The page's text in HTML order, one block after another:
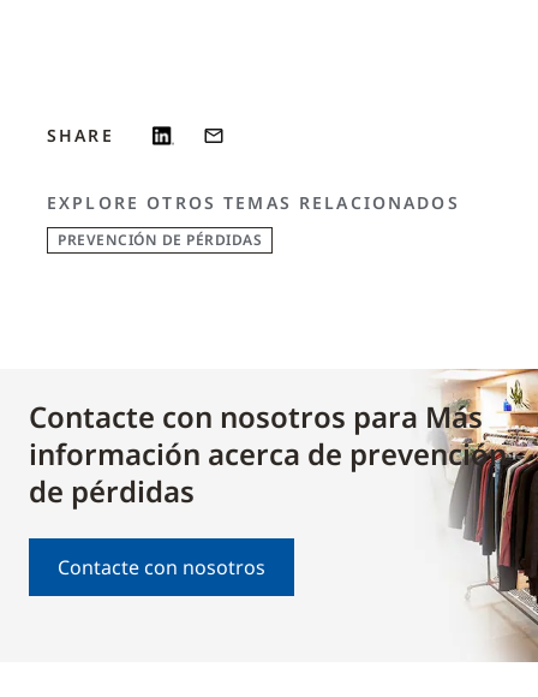
SHARE
EXPLORE OTROS TEMAS RELACIONADOS
PREVENCIÓN DE PÉRDIDAS
Contacte con nosotros para Más
información acerca de prevención
de pérdidas
Contacte con nosotros